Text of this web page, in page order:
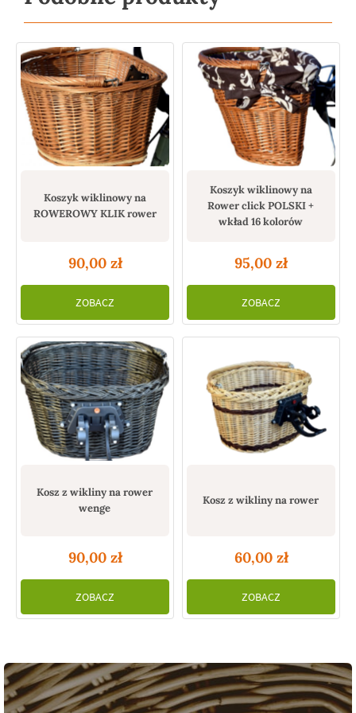
Koszyk wiklinowy na
ROWEROWY KLIK rower
90,00 zł
ZOBACZ
Koszyk wiklinowy na
Rower click POLSKI +
wkład 16 kolorów
95,00 zł
ZOBACZ
Kosz z wikliny na rower
wenge
90,00 zł
ZOBACZ
Kosz z wikliny na rower
60,00 zł
ZOBACZ